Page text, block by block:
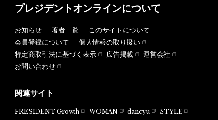
プレジデントオンラインについて
お知らせ 著者一覧
このサイトについて
会員登録について
個人情報の取り扱い
特定商取引法に基づく表示
広告掲載
運営会社
お問い合わせ
関連サイト
PRESIDENT Growth WOMAN dancyu STYLE